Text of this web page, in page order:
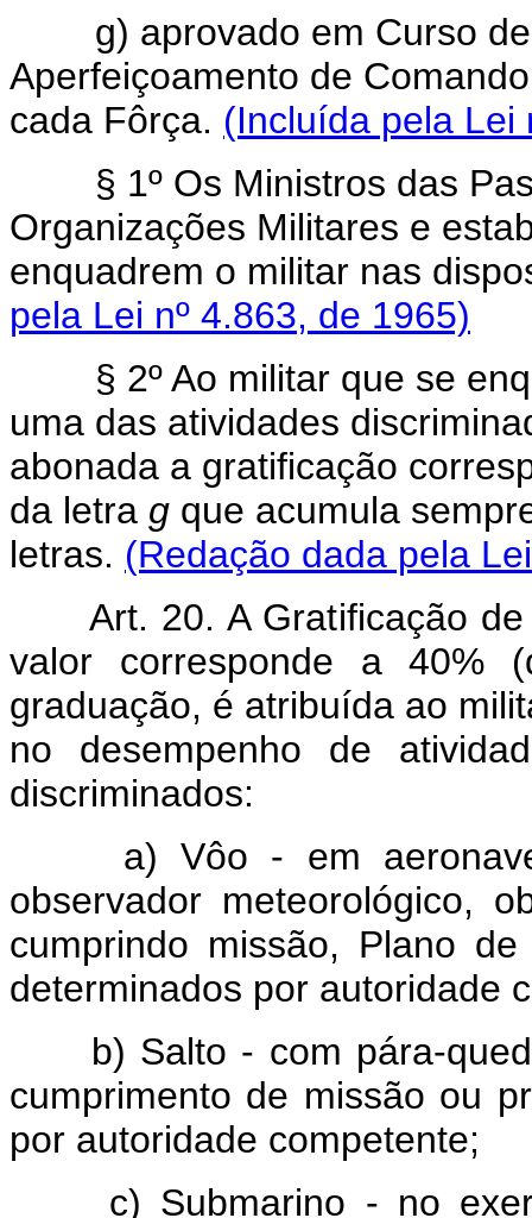
g) aprovado em Curso de
Aperfeiçoamento de
cada Fôrça. (Incluída pela Lei
§ 1º Os Ministros das
Organizações Militares e
enquadrem o militar nas
pela Lei nº 4.863, de 1965)
§ 2º Ao militar que se
uma das atividades
abonada a gratificação
da letra g que acumula
letras. (Redação dada pela
Art. 20. A Gratificação de
valor corresponde a 40%
graduação, é atribuída ao
no desempenho de
discriminados:
a) Vôo - em aeronave
observador meteorológico,
cumprindo missão, Plano
determinados por autoridade
b) Salto - com pára-
cumprimento de missão ou
por autoridade competente;
c) Submarino - no